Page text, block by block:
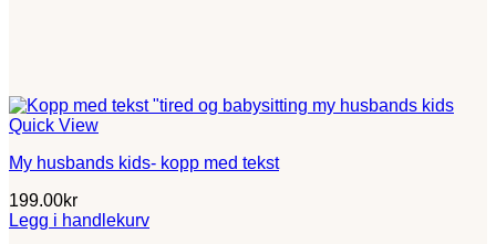
Quick View
My husbands kids- kopp med tekst
199.00kr
Legg i handlekurv